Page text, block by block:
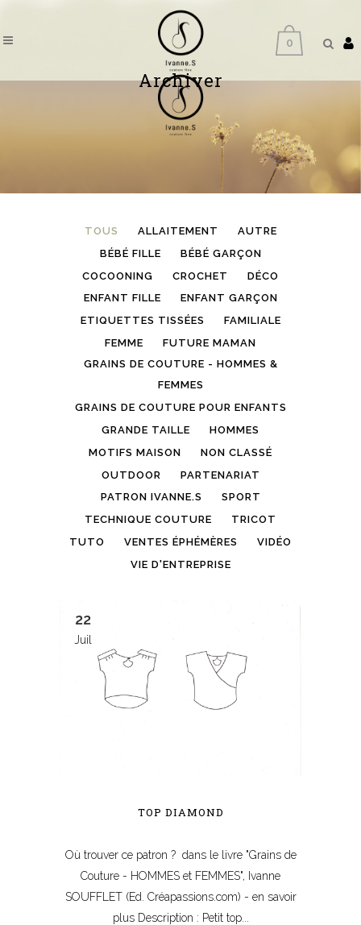
0
Archiver
TOUS ALLAITEMENT
AUTRE
BÉBÉ FILLE
BÉBÉ GARÇON
COCOONING
CROCHET
DÉCO
ENFANT FILLE
ENFANT GARÇON
ETIQUETTES TISSÉES
FAMILIALE
FEMME
FUTURE MAMAN
GRAINS DE COUTURE - HOMMES &
FEMMES
GRAINS DE COUTURE POUR ENFANTS
GRANDE TAILLE
HOMMES
MOTIFS MAISON
NON CLASSÉ
OUTDOOR
PARTENARIAT
PATRON IVANNE.S
SPORT
TECHNIQUE COUTURE
TRICOT
TUTO
VENTES ÉPHÉMÈRES
VIDÉO
VIE D'ENTREPRISE
22
Juil
TOP DIAMOND
Où trouver ce patron ? dans le livre "Grains de
Couture - HOMMES et FEMMES", Ivanne
SOUFFLET (Ed. Créapassions.com) - en savoir
plus Description : Petit top...